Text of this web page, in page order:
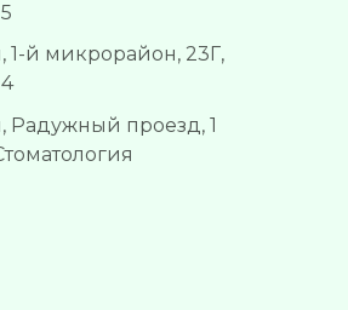
1-й микрорайон, 23Г,
Радужный проезд, 1